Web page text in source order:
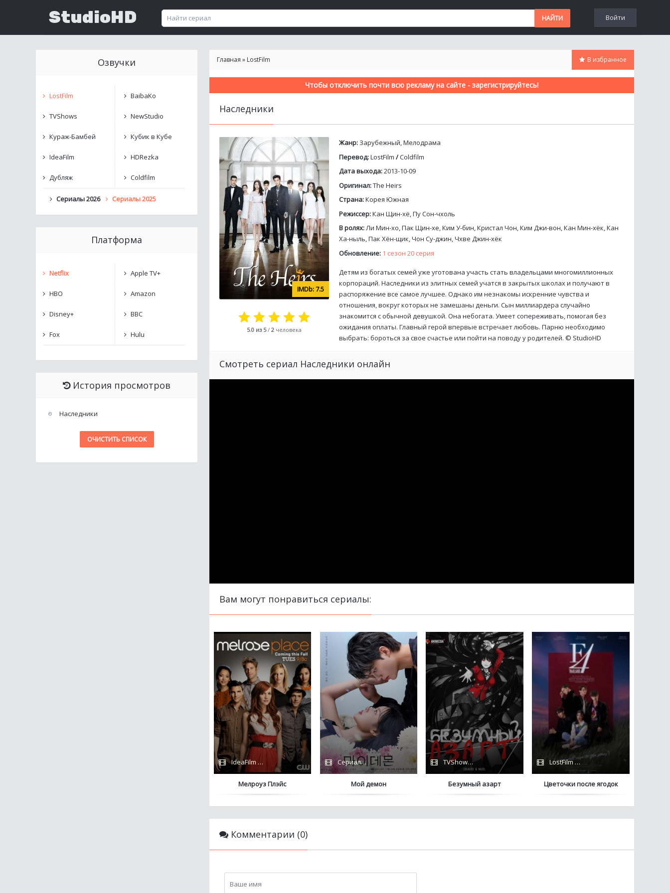
StudioHD Войти
Главная » LostFilm В избранное
Чтобы отключить почти всю рекламу на сайте - зарегистрируйтесь!
Наследники
7.5
5.0 из 5/ 2 человека
Жанр: Зарубежный, Мелодрама
Перевод:LostFilm /Coldfilm
Дата выхода:2013-10-09
Оригинал:The Heirs
Страна:Корея Южная
Режиссер:Кан Щин-хё, Пу Сон-чхоль
В ролях:Ли Мин-хо, Пак Щин-хе, Ким У-бин, Кристал Чон, Ким Джи-вон, Кан Мин-хёк, Кан
Ха-ныль, Пак Хён-щик, Чон Су-джин, Чхве Джин-хёк
Обновление: 1 сезон 20 серия
Детям из богатых семей уже уготована участь стать владельцами многомиллионных
корпораций. Наследники из элитных семей учатся в закрытых школах и получают в
распоряжение все самое лучшее. Однако им незнакомы искренние чувства и
отношения, вокруг которых не замешаны деньги. Сын миллиардера случайно
знакомится с обычной девушкой. Она небогата. Умеет сопереживать, помогая без
ожидания оплаты. Главный герой впервые встречает любовь. Парню необходимо
выбрать: бороться за свое счастье или пойти на поводу у родителей. © StudioHD
Смотреть сериал Наследники онлайн
Вам могут понравиться сериалы:
IdeaFilm / Coldfilm
Мелроуз Плэйс
Сериалы 2023 / Дубляж
Мой демон
TVShows / Кубик в Кубе
Безумный азарт
LostFilm / HDRezka / Coldfilm
Цветочки после ягодок
Комментарии (0)
Озвучки
LostFilm BaibaKo
TVShows NewStudio
Кураж-Бамбей Кубик в Кубе
IdeaFilm HDRezka
Дубляж Coldfilm
Сериалы 2026 Сериалы 2025
Платформа
Netflix Apple TV+
HBO Amazon
Disney+ BBC
Fox Hulu
История просмотров
Наследники
ОЧИСТИТЬ СПИСОК